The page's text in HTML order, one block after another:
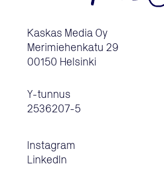
Kaskas Media Oy
Merimiehenkatu 29
00150 Helsinki
Y-tunnus
2536207-5
Instagram
LinkedIn